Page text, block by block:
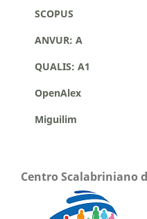
SCOPUS
ANVUR: A
QUALIS: A1
OpenAlex
Miguilim
Centro Scalabriniano